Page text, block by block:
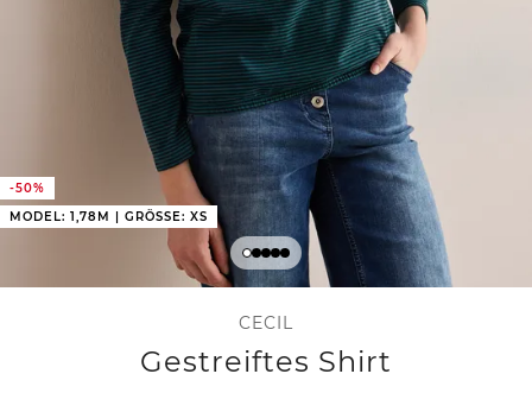
-50%
MODEL: 1,78M | GRÖSSE: XS
CECIL
Gestreiftes Shirt